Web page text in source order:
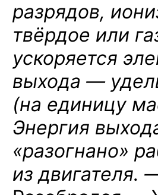
разрядов,
твёрдое или
ускоряется
выхода —
(на единицу
Энергия
«разогнано»
из двигателя.